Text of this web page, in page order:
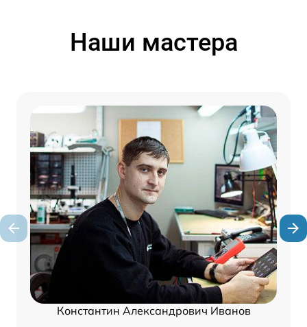
Наши мастера
Константин Александрович Иванов